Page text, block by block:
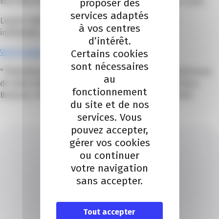
L’après-midi sera dédié aux rendez-vous business
individuels, aux ateliers et au réseautage.
Voir le programme détaillé
* Événement payant – Tarif préférentiel pour les adhérents
de clubs d’affaires affiliés aux CCI de PACA dont La Place
Business. Clôture de la billetterie le 13 septembre 2023.
Je contacte un conseiller
proposer des
services adaptés
à vos centres
d’intérêt.
Certains cookies
sont nécessaires
au
fonctionnement
du site et de nos
services. Vous
pouvez accepter,
gérer vos cookies
ou continuer
votre navigation
sans accepter.
Tout accepter